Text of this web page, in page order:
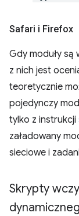
Safari i Firefox
Gdy moduły są
z nich jest
teoretycznie
pojedynczy
tylko z instrukcji
załadowany
sieciowe i
Skrypty